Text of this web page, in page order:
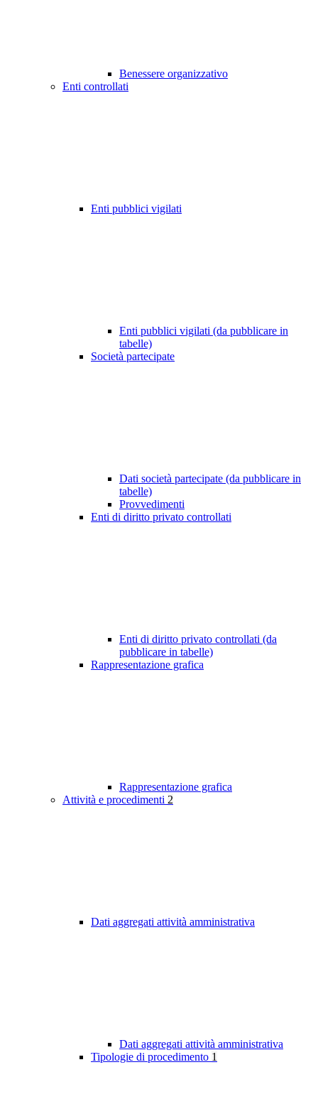
Benessere organizzativo
Enti controllati
Enti pubblici vigilati
Enti pubblici vigilati (da pubblicare in
tabelle)
Società partecipate
Dati società partecipate (da pubblicare in
tabelle)
Provvedimenti
Enti di diritto privato controllati
Enti di diritto privato controllati (da
pubblicare in tabelle)
Rappresentazione grafica
Rappresentazione grafica
Attività e procedimenti 2
Dati aggregati attività amministrativa
Dati aggregati attività amministrativa
Tipologie di procedimento 1